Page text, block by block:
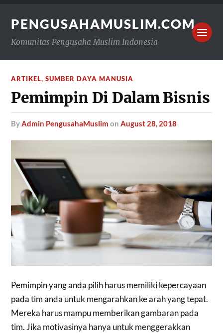
PENGUSAHAMUSLIM.COM
Komunitas Pengusaha Muslim Indonesia
ARTIKEL,SUMBER DAYA MANUSIA
Pemimpin Di Dalam Bisnis
byAdmin PengusahaMuslim onAugust 28, 2018
Pemimpin yang anda pilih harus memiliki kepercayaan
pada tim anda untuk mengarahkan ke arah yang tepat.
Mereka harus mampu memberikan gambaran pada
tim. Jika motivasinya hanya untuk menggerakkan